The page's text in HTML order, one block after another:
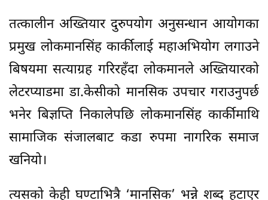
तत्कालीन अख्तियार दुरुपयोग अनुसन्धान आयोगका
प्रमुख लोकमानसिंह कार्कीलाई महाअभियोग लगाउने
बिषयमा सत्याग्रह गरिरहँदा लोकमानले अख्तियारको
लेटरप्याडमा डा.केसीको मानसिक उपचार गराउनुपर्छ
भनेर बिज्ञप्ति निकालेपछि लोकमानसिंह कार्कीमाथि
सामाजिक संजालबाट कडा रुपमा नागरिक समाज
खनियो।
त्यसको केही घण्टाभित्रै ‘मानसिक’ भन्ने शब्द हटाएर